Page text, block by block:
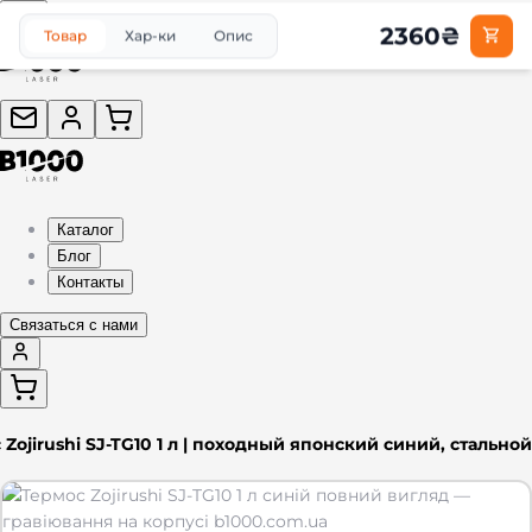
Каталог
Блог
Контакты
Связаться с нами
SJ-TG10 1 л | походный японский синий, стальной
Товар Хар-ки Опис 2360₴